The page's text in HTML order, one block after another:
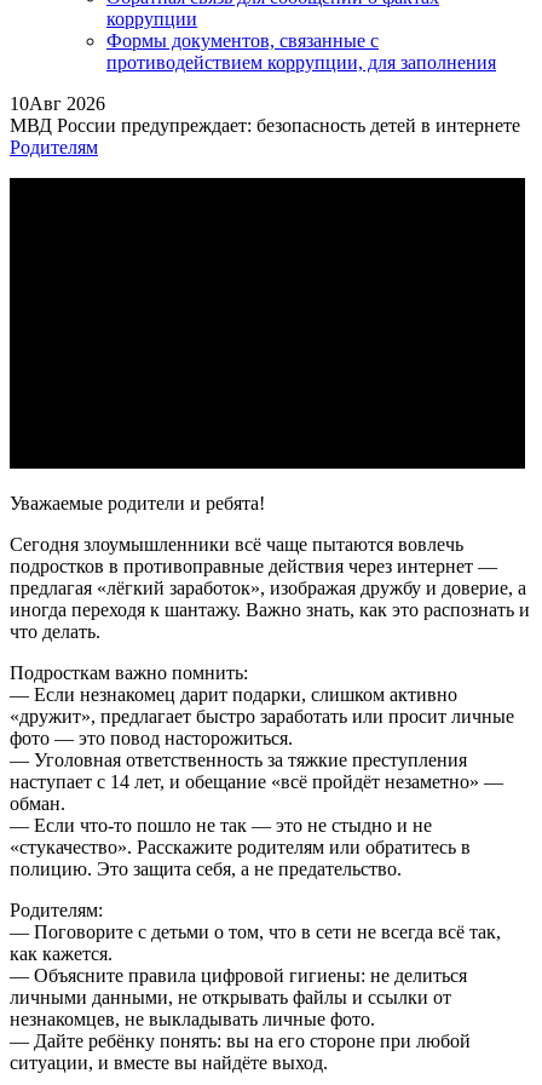
коррупции
Формы документов, связанные с
противодействием коррупции, для заполнения
10Авг 2026
МВД России предупреждает: безопасность детей в интернете
Родителям
Уважаемые родители и ребята!
Сегодня злоумышленники всё чаще пытаются вовлечь
подростков в противоправные действия через интернет —
предлагая «лёгкий заработок», изображая дружбу и доверие, а
иногда переходя к шантажу. Важно знать, как это распознать и
что делать.
Подросткам важно помнить:
— Если незнакомец дарит подарки, слишком активно
«дружит», предлагает быстро заработать или просит личные
фото — это повод насторожиться.
— Уголовная ответственность за тяжкие преступления
наступает с 14 лет, и обещание «всё пройдёт незаметно» —
обман.
— Если что-то пошло не так — это не стыдно и не
«стукачество». Расскажите родителям или обратитесь в
полицию. Это защита себя, а не предательство.
Родителям:
— Поговорите с детьми о том, что в сети не всегда всё так,
как кажется.
— Объясните правила цифровой гигиены: не делиться
личными данными, не открывать файлы и ссылки от
незнакомцев, не выкладывать личные фото.
— Дайте ребёнку понять: вы на его стороне при любой
ситуации, и вместе вы найдёте выход.